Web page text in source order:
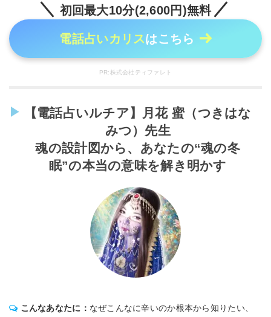
初回最大10分(2,600円)無料
電話占いカリスはこちら
PR:株式会社ティファレト
【電話占いルチア】月花 蜜（つきはな
みつ）先生
魂の設計図から、あなたの“魂の冬
眠”の本当の意味を解き明かす
こんなあなたに： なぜこんなに辛いのか根本から知りたい、